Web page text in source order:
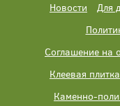
Новости Для
Соглашение на
Клеевая плитка
Каменно-